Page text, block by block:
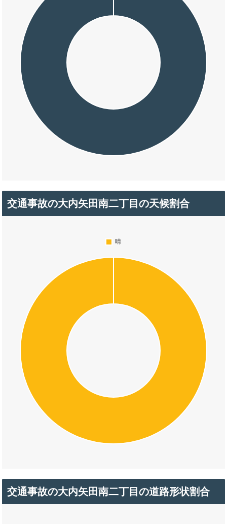
交通事故の大内矢田南二丁目の天候割合
交通事故の大内矢田南二丁目の道路形状割合